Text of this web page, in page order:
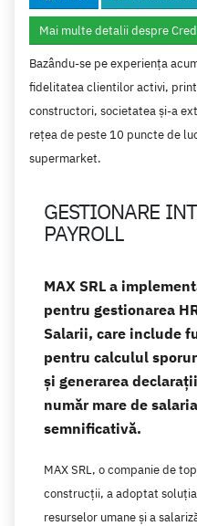
Mai multe detalii despre
Bazându-se pe experiența
fidelitatea clientilor activi,
constructori, societatea și-a
rețea de peste 10 puncte de
supermarket.
GESTIONARE
PAYROLL
MAX SRL a
pentru gestionarea
Salarii, care include
pentru calculul
și generarea
număr mare de
semnificativă.
MAX SRL, o companie de
construcții, a adoptat
resurselor umane și a